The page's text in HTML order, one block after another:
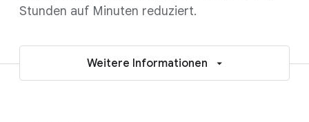
Stunden auf Minuten reduziert.
Weitere Informationen